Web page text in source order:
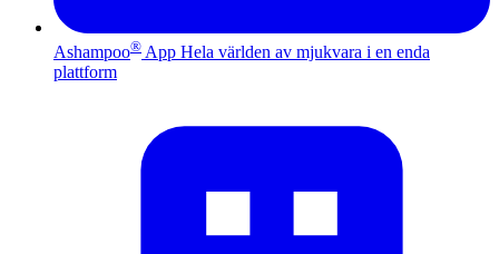
Ashampoo® App Hela världen av mjukvara i en enda
plattform